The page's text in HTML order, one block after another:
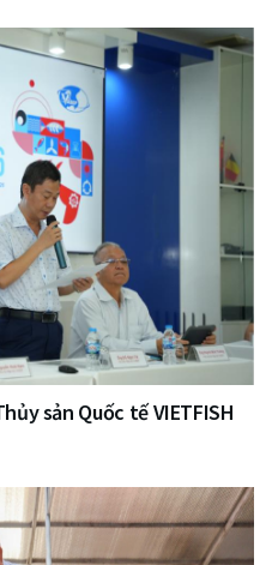
sản Quốc tế VIETFISH